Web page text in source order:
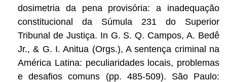
dosimetria da pena provisória: a inadequação
constitucional da Súmula 231 do Superior
Tribunal de Justiça. In G. S. Q. Campos, A. Bedê
Jr., & G. I. Anitua (Orgs.), A sentença criminal na
América Latina: peculiaridades locais, problemas
e desafios comuns (pp. 485-509). São Paulo: